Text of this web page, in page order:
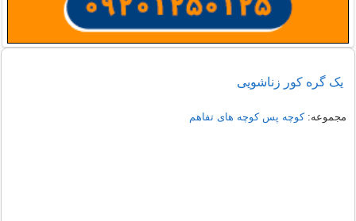
یک گره کور زناشویی
مجموعه:کوچه پس کوچه های تفاهم